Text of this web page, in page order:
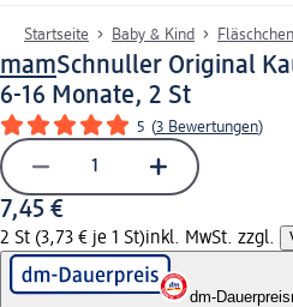
Startseite Baby & Kind
mamSchnuller Original
6-16 Monate, 2 St
5 (3 Bewertungen)
7,45 €
2 St (3,73 € je 1 St)inkl. MwSt. zzgl.
dm-Dauerpreis